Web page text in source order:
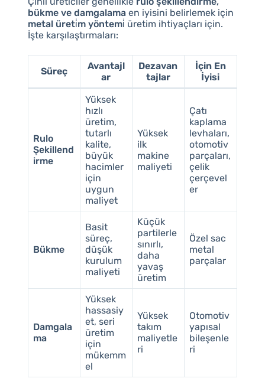
bükme ve damgalamaen iyisini belirlemek için
metal üreti̇m yöntemi̇ üretim ihtiyaçları için.
İşte karşılaştırmaları:
Süreç
Avantajl
ar
Dezavan
tajlar
İçin En
İyisi
Rulo
Şekillend
irme
Yüksek
hızlı
üretim,
tutarlı
kalite,
büyük
hacimler
için
uygun
maliyet
Yüksek
ilk
makine
maliyeti
Çatı
kaplama
levhaları,
otomotiv
parçaları,
çelik
çerçevel
er
Bükme
Basit
süreç,
düşük
kurulum
maliyeti
Küçük
partilerle
sınırlı,
daha
yavaş
üretim
Özel sac
metal
parçalar
Damgala
ma
Yüksek
hassasiy
et, seri
üretim
için
mükemm
el
Yüksek
takım
maliyetle
ri
Otomotiv
yapısal
bileşenle
ri